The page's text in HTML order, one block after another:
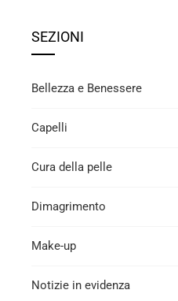
SEZIONI
Bellezza e Benessere
Capelli
Cura della pelle
Dimagrimento
Make-up
Notizie in evidenza